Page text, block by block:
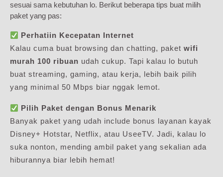
sesuai sama kebutuhan lo. Berikut beberapa tips buat milih
paket yang pas:
Perhatiin Kecepatan Internet
Kalau cuma buat browsing dan chatting, paket wifi
murah 100 ribuan udah cukup. Tapi kalau lo butuh
buat streaming, gaming, atau kerja, lebih baik pilih
yang minimal 50 Mbps biar nggak lemot.
Pilih Paket dengan Bonus Menarik
Banyak paket yang udah include bonus layanan kayak
Disney+ Hotstar, Netflix, atau UseeTV. Jadi, kalau lo
suka nonton, mending ambil paket yang sekalian ada
hiburannya biar lebih hemat!